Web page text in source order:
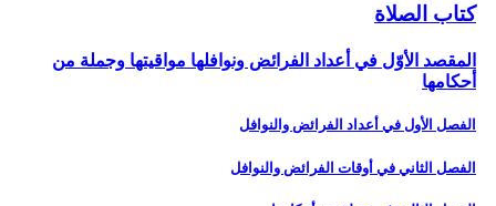
كتاب الصلاة
المقصد الأوّل في أعداد الفرائض ونوافلها مواقيتها وجملة من
أحكامها
الفصل الأول في أعداد الفرائض والنوافل‏
الفصل الثاني في أوقات الفرائض والنوافل‏